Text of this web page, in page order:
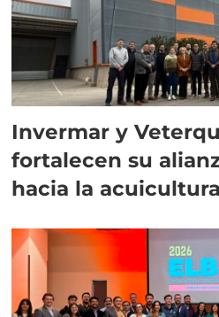
Invermar y
fortalecen su
hacia la